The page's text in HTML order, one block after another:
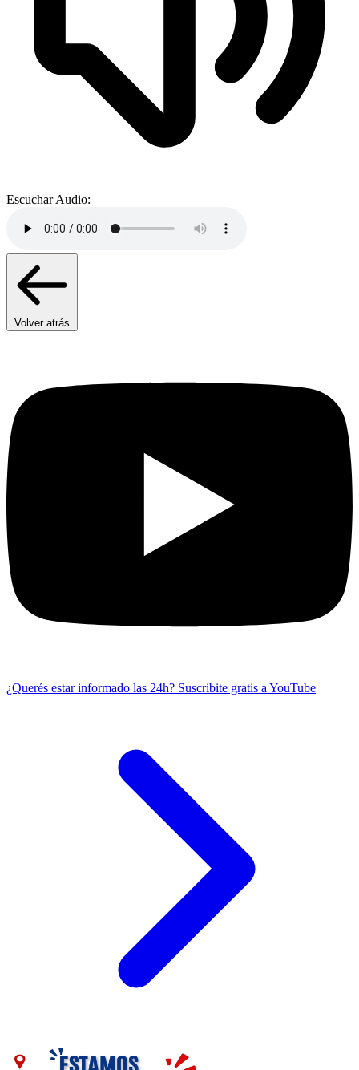
Escuchar Audio:
Volver atrás
¿Querés estar informado las 24h? Suscribite gratis a YouTube